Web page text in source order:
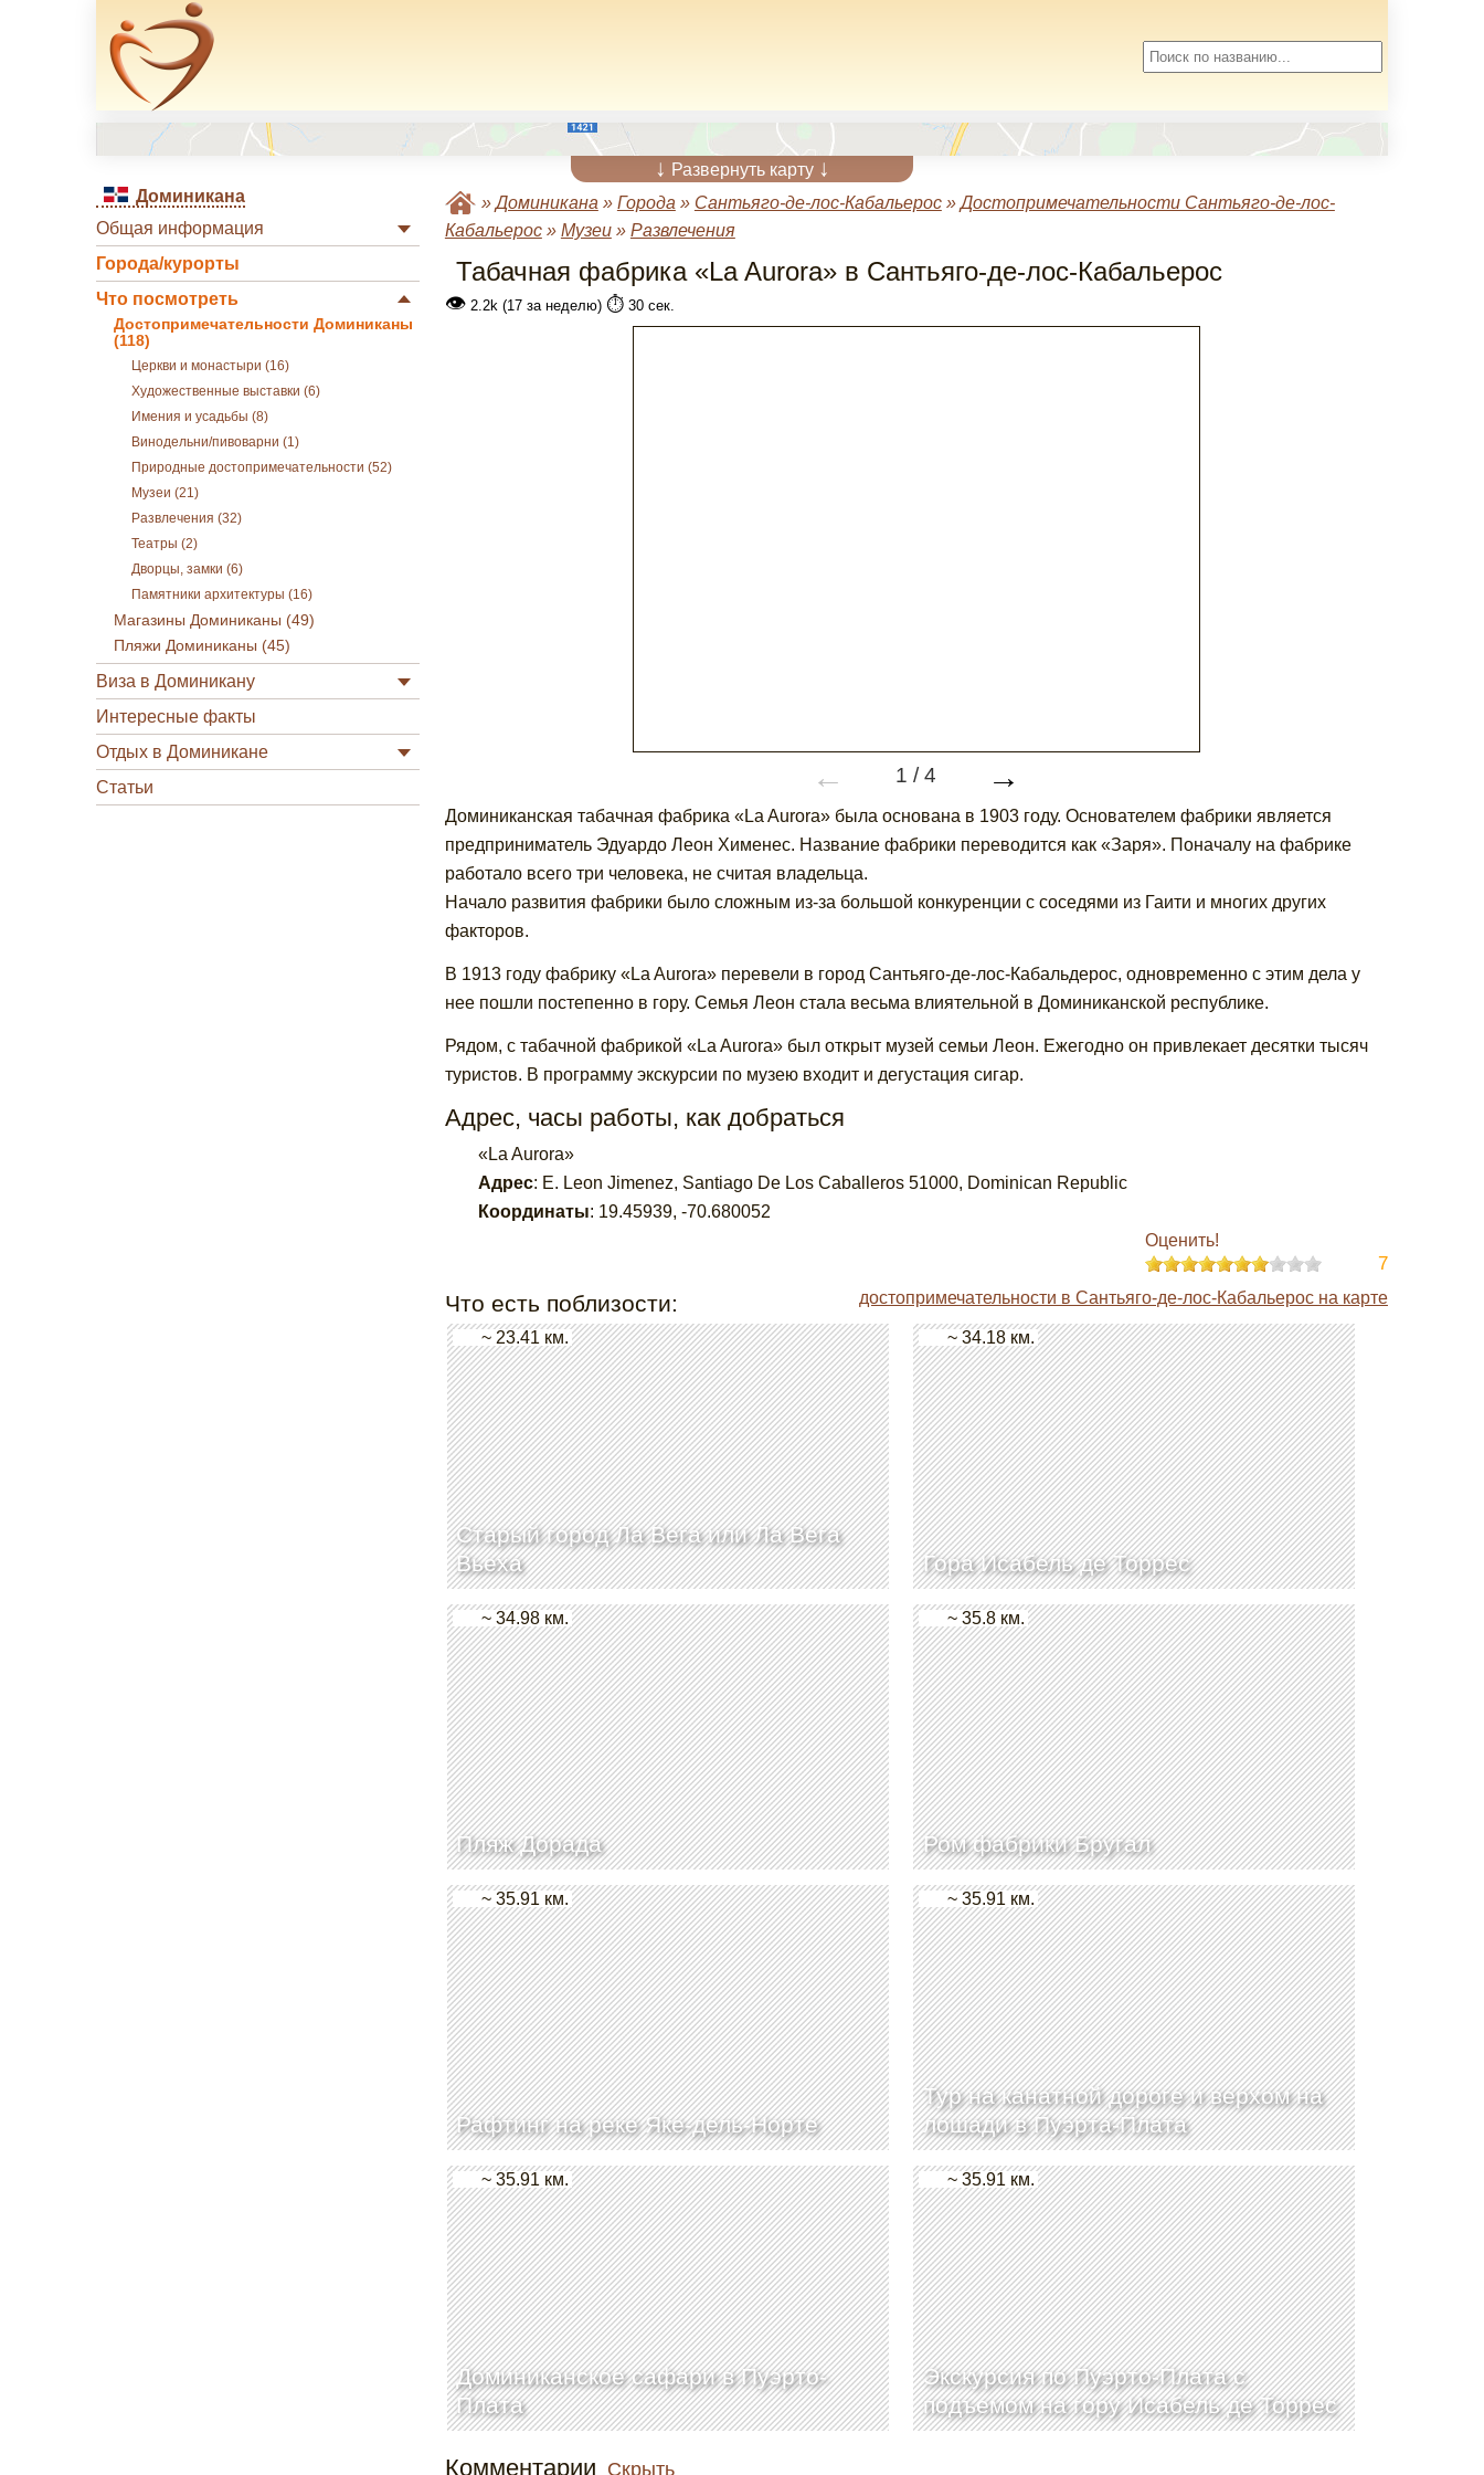
↓ Развернуть карту ↓
Доминикана
Общая информация
Города/курорты
Что посмотреть
Достопримечательности Доминиканы
(118)
Церкви и монастыри (16)
Художественные выставки (6)
Имения и усадьбы (8)
Винодельни/пивоварни (1)
Природные достопримечательности (52)
Музеи (21)
Развлечения (32)
Театры (2)
Дворцы, замки (6)
Памятники архитектуры (16)
Магазины Доминиканы (49)
Пляжи Доминиканы (45)
Виза в Доминикану
Интересные факты
Отдых в Доминикане
Статьи
»Доминикана » Города » Сантьяго-де-лос-Кабальерос»Достопримечательности Сантьяго-де-лос-
Кабальерос» Музеи» Развлечения
Табачная фабрика «La Aurora» в Сантьяго-де-лос-Кабальерос
👁2.2k (17 за неделю) ⏱️30 сек.
← 1 /4 →
Доминиканская табачная фабрика «La Aurora» была основана в 1903 году. Основателем фабрики является
предприниматель Эдуардо Леон Хименес. Название фабрики переводится как «Заря». Поначалу на фабрике
работало всего три человека, не считая владельца.
Начало развития фабрики было сложным из-за большой конкуренции с соседями из Гаити и многих других
факторов.
В 1913 году фабрику «La Aurora» перевели в город Сантьяго-де-лос-Кабальдерос, одновременно с этим дела у
нее пошли постепенно в гору. Семья Леон стала весьма влиятельной в Доминиканской республике.
Рядом, с табачной фабрикой «La Aurora» был открыт музей семьи Леон. Ежегодно он привлекает десятки тысяч
туристов. В программу экскурсии по музею входит и дегустация сигар.
Адрес, часы работы, как добраться
«La Aurora»
Адрес: E. Leon Jimenez, Santiago De Los Caballeros 51000, Dominican Republic
Координаты: 19.45939, -70.680052
Оценить!
7
Что есть поблизости: достопримечательности в Сантьяго-де-лос-Кабальерос на карте
Старый город Ла Вега или Ла Вега
Вьеха
~ 23.41 км.
Гора Исабель де Торрес
~ 34.18 км.
Пляж Дорада
~ 34.98 км.
Ром фабрики Бругал
~ 35.8 км.
Рафтинг на реке Яке-дель-Норте
~ 35.91 км.
Тур на канатной дороге и верхом на
лошади в Пуэрта-Плата
~ 35.91 км.
Доминиканское сафари в Пуэрто-
Плата
~ 35.91 км.
Экскурсия по Пуэрто-Плата с
подъемом на гору Исабель де Торрес
~ 35.91 км.
Комментарии Скрыть